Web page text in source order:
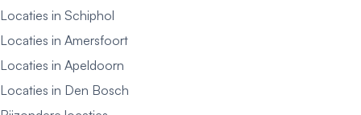
Locaties in Schiphol
Locaties in Amersfoort
Locaties in Apeldoorn
Locaties in Den Bosch